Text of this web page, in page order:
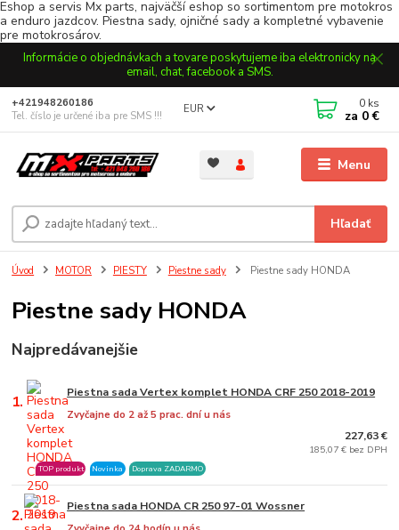
Eshop a servis Mx parts, najväčší eshop so sortimentom pre motokros
a enduro jazdcov. Piestna sady, ojničné sady a kompletné vybavenie
pre motokrosárov.
Informácie o objednávkach a tovare poskytujeme iba elektronicky na
email, chat, facebook a SMS.
Menu
EUR
Hľadať
+421948260186
Tel. číslo je určené iba pre SMS !!!
0 ks
za 0 €
Úvod MOTOR PIESTY Piestne sady Piestne sady HONDA
Piestne sady HONDA
Najpredávanejšie
1. Piestna sada Vertex komplet HONDA CRF 250 2018-2019
Zvyčajne do 2 až 5 prac. dní u nás
TOP produkt Novinka Doprava ZADARMO
227,63 €
185,07 € bez DPH
2. Piestna sada HONDA CR 250 97-01 Wossner